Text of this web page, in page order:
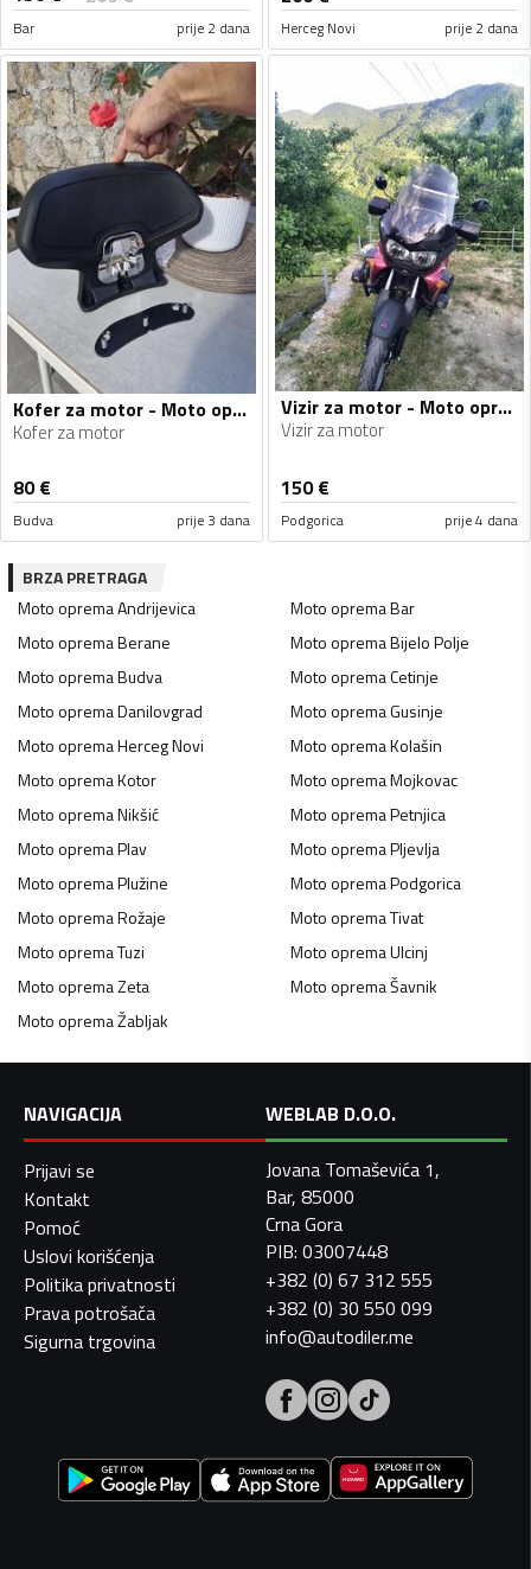
Bar prije 2 dana Herceg Novi prije 2 dana
Kofer za motor - Moto oprema
Kofer za motor
80€
Budva prije 3 dana
Vizir za motor - Moto oprema
Vizir za motor
150€
Podgorica prije 4 dana
BRZA PRETRAGA
Moto opremaAndrijevica Moto opremaBar
Moto opremaBerane Moto opremaBijelo Polje
Moto opremaBudva Moto opremaCetinje
Moto opremaDanilovgrad Moto opremaGusinje
Moto opremaHerceg Novi Moto opremaKolašin
Moto opremaKotor Moto opremaMojkovac
Moto opremaNikšić Moto opremaPetnjica
Moto opremaPlav Moto opremaPljevlja
Moto opremaPlužine Moto opremaPodgorica
Moto opremaRožaje Moto opremaTivat
Moto opremaTuzi Moto opremaUlcinj
Moto opremaZeta Moto opremaŠavnik
Moto opremaŽabljak
NAVIGACIJA
Prijavi se
Kontakt
Pomoć
Uslovi korišćenja
Politika privatnosti
Prava potrošača
Sigurna trgovina
WEBLAB D.O.O.
Jovana Tomaševića 1,
Bar, 85000
Crna Gora
PIB: 03007448
+382 (0) 67 312 555
+382 (0) 30 550 099
info@autodiler.me